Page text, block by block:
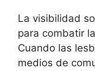
La visibilidad
para combatir
Cuando las
medios de